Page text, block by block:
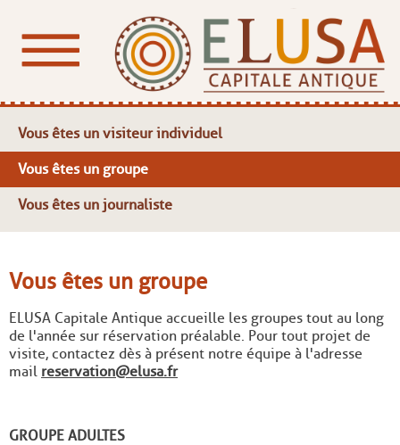
Vous êtes un visiteur individuel
Vous êtes un groupe
Vous êtes un journaliste
Vous êtes un groupe
ELUSA Capitale Antique accueille les groupes tout au long
de l'année sur réservation préalable. Pour tout projet de
visite, contactez dès à présent notre équipe à l'adresse
mail reservation@elusa.fr
GROUPE ADULTES